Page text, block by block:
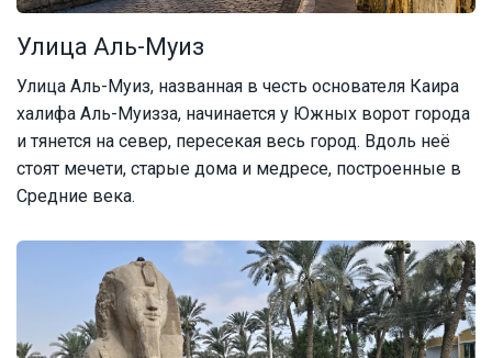
Улица Аль-Муиз
Улица Аль-Муиз, названная в честь основателя Каира
халифа Аль-Муизза, начинается у Южных ворот города
и тянется на север, пересекая весь город. Вдоль неё
стоят мечети, старые дома и медресе, построенные в
Средние века.